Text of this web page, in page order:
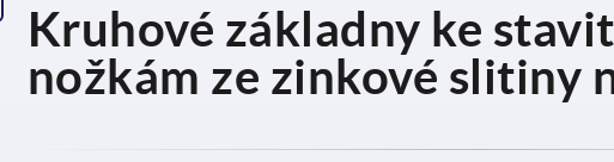
Kruhové základny ke
nožkám ze zinkové slitiny